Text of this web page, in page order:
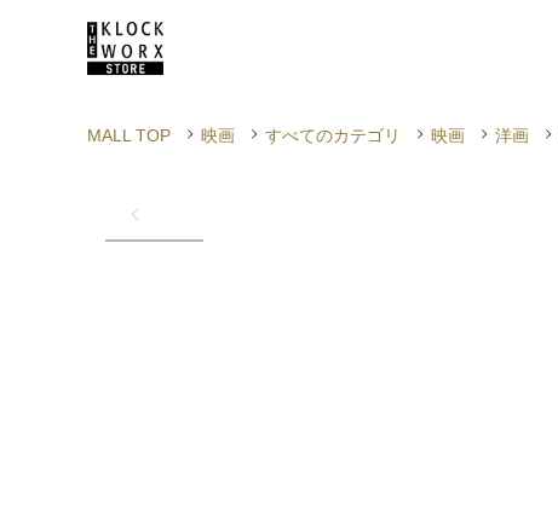
MALL TOP 映画 すべてのカテゴリ 映画 洋画